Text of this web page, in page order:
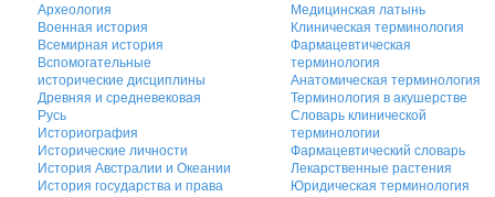
Археология
Военная история
Всемирная история
Вспомогательные
исторические дисциплины
Древняя и средневековая
Русь
Историография
Исторические личности
История Австралии и Океании
История государства и права
Медицинская латынь
Клиническая терминология
Фармацевтическая
терминология
Анатомическая терминология
Терминология в акушерстве
Словарь клинической
терминологии
Фармацевтический словарь
Лекарственные растения
Юридическая терминология